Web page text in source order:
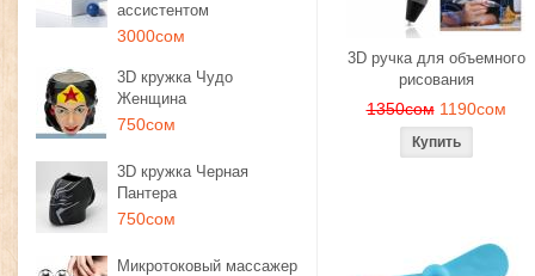
ассистентом
3000сом
3D кружка Чудо
Женщина
750сом
3D кружка Черная
Пантера
750сом
Микротоковый массажер
3D ручка для объемного
рисования
1350сом 1190сом